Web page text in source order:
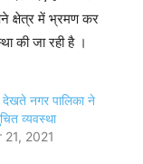
क्षेत्र में भ्रमण कर
की जा रही है ।
नगर पालिका ने
व्यवस्था
2021